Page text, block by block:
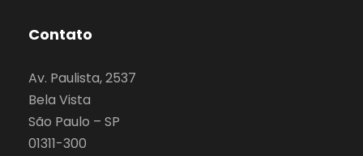
Contato
Av. Paulista, 2537
Bela Vista
São Paulo – SP
01311-300